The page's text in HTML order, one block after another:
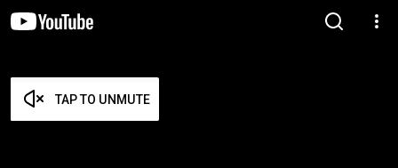
TAP TO UNMUTE